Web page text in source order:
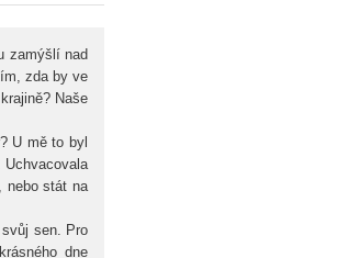
zamýšlí nad
zda by ve
Naše
U mě to byl
Uchvacovala
nebo stát na
sen. Pro
dne